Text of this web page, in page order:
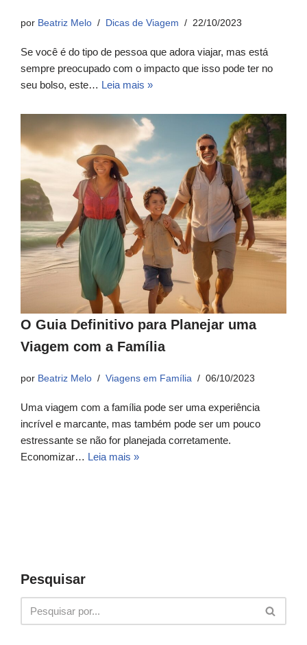
por Beatriz Melo Dicas de Viagem 22/10/2023
Se você é do tipo de pessoa que adora viajar, mas está
sempre preocupado com o impacto que isso pode ter no
seu bolso, este… Leia mais »
O Guia Definitivo para Planejar uma
Viagem com a Família
por Beatriz Melo Viagens em Família 06/10/2023
Uma viagem com a família pode ser uma experiência
incrível e marcante, mas também pode ser um pouco
estressante se não for planejada corretamente.
Economizar… Leia mais »
Pesquisar